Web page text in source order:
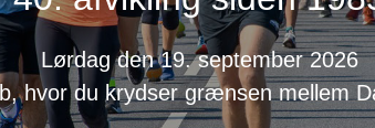
Lørdag den 19. september 2026
hvor du krydser grænsen mellem